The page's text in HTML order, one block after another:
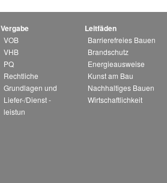
Vergabe
VOB
VHB
PQ
Rechtliche
Grundlagen und
Liefer-/Dienst -
leistun
Leitfäden
Barrierefreies Bauen
Brandschutz
Energieausweise
Kunst am Bau
Nachhaltiges Bauen
Wirtschaftlichkeit